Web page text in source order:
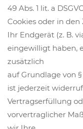
49 Abs. 1 lit. a
Cookies oder in
Ihr Endgerät (z. B.
eingewilligt haben,
zusätzlich
auf Grundlage von §
ist jederzeit
Vertragserfüllung
vorvertraglicher